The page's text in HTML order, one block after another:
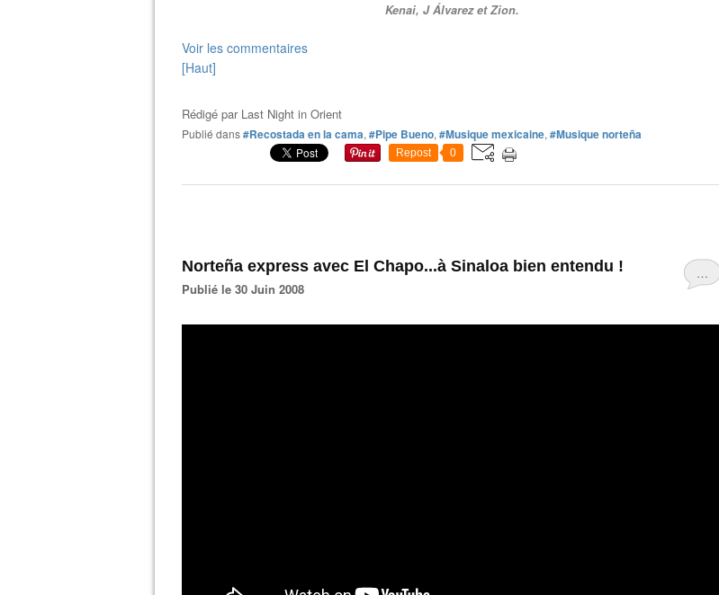
Kenai, J Álvarez et Zion.
Voir les commentaires
[Haut]
Rédigé par Last Night in Orient
Publié dans#Recostada en la cama, #Pipe Bueno, #Musique mexicaine, #Musique norteña
Repost 0
…
Norteña express avec El Chapo...à Sinaloa bien entendu !
Publié le 30 Juin 2008